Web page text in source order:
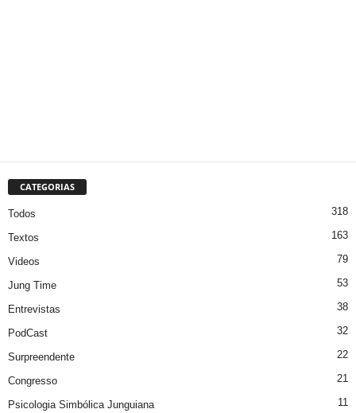
CATEGORIAS
Todos 318
Textos 163
Videos 79
Jung Time 53
Entrevistas 38
PodCast 32
Surpreendente 22
Congresso 21
Psicologia Simbólica Junguiana 11